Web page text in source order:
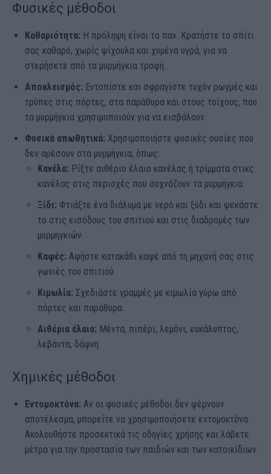
Φυσικές μέθοδοι
Καθαριότητα: Η πρόληψη είναι το παν. Κρατήστε το σπίτι
σας καθαρό, χωρίς ψίχουλα και χυμένα υγρά, για να
στερήσετε από τα μυρμήγκια τροφή.
Αποκλεισμός: Εντοπίστε και σφραγίστε τυχόν ρωγμές και
τρύπες στις πόρτες, στα παράθυρα και στους τοίχους, που
τα μυρμήγκια χρησιμοποιούν για να εισβάλουν.
Φυσικά απωθητικά: Χρησιμοποιήστε φυσικές ουσίες που
δεν αρέσουν στα μυρμήγκια, όπως:
Κανέλα: Ρίξτε αιθέριο έλαιο κανέλας ή τρίμματα στικς
κανέλας στις περιοχές που συχνάζουν τα μυρμήγκια.
Ξίδι: Φτιάξτε ένα διάλυμα με νερό και ξύδι και ψεκάστε
το στις εισόδους του σπιτιού και στις διαδρομές των
μυρμηγκιών.
Καφές: Αφήστε κατακάθι καφέ από τη μηχανή σας στις
γωνιές του σπιτιού.
Κιμωλία: Σχεδιάστε γραμμές με κιμωλία γύρω από
πόρτες και παράθυρα.
Αιθέρια έλαια: Μέντα, πιπέρι, λεμόνι, ευκάλυπτος,
λεβάντα, δάφνη.
Χημικές μέθοδοι
Εντομοκτόνα: Αν οι φυσικές μέθοδοι δεν φέρνουν
αποτέλεσμα, μπορείτε να χρησιμοποιήσετε εντομοκτόνα.
Ακολουθήστε προσεκτικά τις οδηγίες χρήσης και λάβετε
μέτρα για την προστασία των παιδιών και των κατοικίδιων.